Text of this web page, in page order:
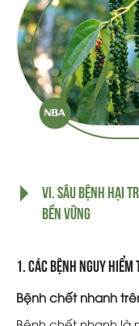
VI. Sâu Bệnh Hại
Bền Vững
1. Các bệnh nguy
Bệnh chết nhanh